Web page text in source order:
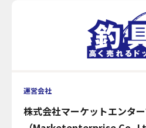
運営会社
株式会社マーケットエンタ